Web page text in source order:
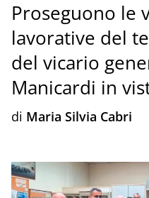
Proseguono le
lavorative del
del vicario
Manicardi in
di Maria Silvia Cabri